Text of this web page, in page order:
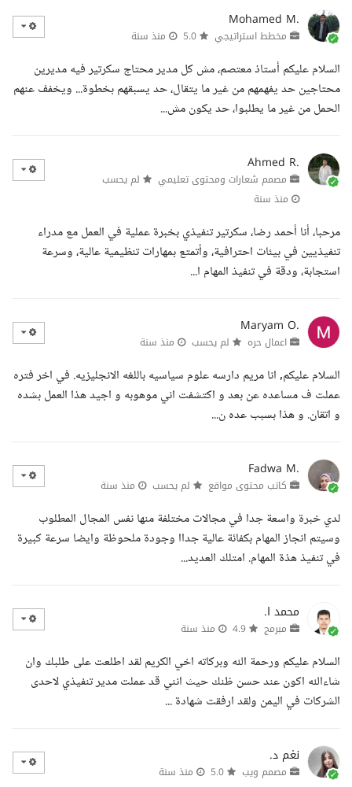
Mohamed M.
مخطط استراتيجي منذ سنة
السلام عليكم أستاذ معتصم، مش كل مدير محتاج سكرتير فيه مديرين
محتاجين حد يفهمهم من غير ما يتقال، حد يسبقهم بخطوة... ويخفف عنهم
الحمل من غير ما يطلبوا، حد يكون مش...
Ahmed R.
مصمم شعارات ومحتوى تعليمي
لم يحسب
منذ سنة
مرحبا، أنا أحمد رضا، سكرتير تنفيذي بخبرة عملية في العمل مع مدراء
تنفيذيين في بيئات احترافية، وأتمتع بمهارات تنظيمية عالية، وسرعة
استجابة، ودقة في تنفيذ المهام ا...
Maryam O.
اعمال حره لم يحسب منذ سنة
السلام عليكم, انا مريم دارسه علوم سياسيه باللغه الانجليزيه. في اخر فتره
عملت ف مساعده عن بعد و اكتشفت اني موهوبه و اجيد هذا العمل بشده
و اتقان. و هذا بسبب عده ن...
Fadwa M.
كاتب محتوى مواقع لم يحسب منذ سنة
لدي خبرة واسعة جدا في مجالات مختلفة منها نفس المجال المطلوب
وسيتم انجاز المهام بكفائة عالية جداا وجودة ملحوظة وايضا سرعة كبيرة
في تنفيذ هذة المهام. امتلك العديد...
محمد ا.
مبرمج منذ سنة
السلام عليكم ورحمة الله وبركاته اخي الكريم لقد اطلعت على طلبك وان
شاءالله اكون عند حسن ظنك حيث انني قد عملت مدير تنفيذي لاحدى
الشركات في اليمن ولقد ارفقت شهادة ...
نغم د.
مصمم ويب منذ سنة